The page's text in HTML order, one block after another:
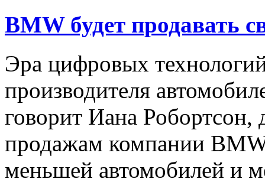
BMW будет продавать
Эра цифровых
производителя
говорит Иана Робортсон,
продажам компании
меньшей автомобилей и